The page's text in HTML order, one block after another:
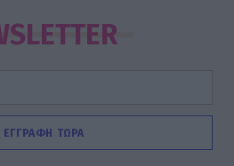
μουσική
ΕΓΓΡΑΦΗ ΤΩΡΑ